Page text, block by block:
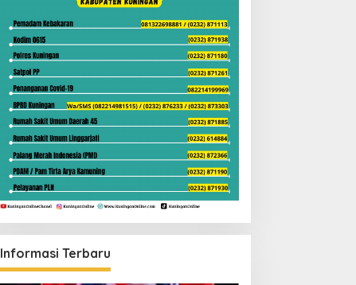
Informasi Terbaru